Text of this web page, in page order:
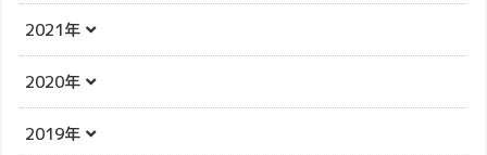
2021年
2020年
2019年